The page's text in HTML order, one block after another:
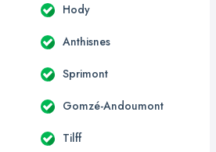
Hody
Anthisnes
Sprimont
Gomzé-Andoumont
Tilff